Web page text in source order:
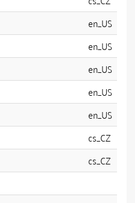
en_US
en_US
en_US
en_US
en_US
cs_CZ
cs_CZ